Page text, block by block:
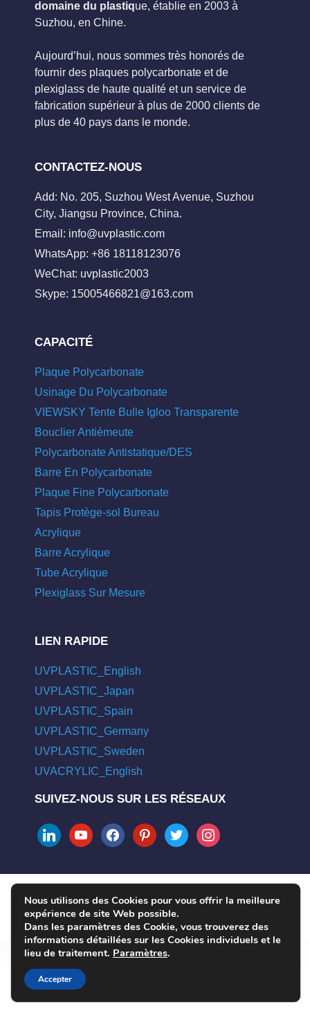
domaine du plastique, établie en 2003 à
Suzhou, en Chine.
Aujourd’hui, nous sommes très honorés de
fournir des plaques polycarbonate et de
plexiglass de haute qualité et un service de
fabrication supérieur à plus de 2000 clients de
plus de 40 pays dans le monde.
CONTACTEZ-NOUS
Add: No. 205, Suzhou West Avenue, Suzhou
City, Jiangsu Province, China.
Email: info@uvplastic.com
WhatsApp: +86 18118123076
WeChat: uvplastic2003
Skype: 15005466821@163.com
CAPACITÉ
Plaque Polycarbonate
Usinage Du Polycarbonate
VIEWSKY Tente Bulle Igloo Transparente
Bouclier Antiémeute
Polycarbonate Antistatique/DES
Barre En Polycarbonate
Plaque Fine Polycarbonate
Tapis Protège-sol Bureau
Acrylique
Barre Acrylique
Tube Acrylique
Plexiglass Sur Mesure
LIEN RAPIDE
UVPLASTIC_English
UVPLASTIC_Japan
UVPLASTIC_Spain
UVPLASTIC_Germany
UVPLASTIC_Sweden
UVACRYLIC_English
SUIVEZ-NOUS SUR LES RÉSEAUX
linkedinyoutubefacebookpinteresttwitter instagram
COPYRIGHT © 2004 - 2026 UVPLASTIC MATERIAL TECHNOLOGY
CO., LTD. ALL RIGHTS RESERVED
Nous utilisons des Cookies pour vous offrir la meilleure
expérience de site Web possible.
Dans les paramètres des Cookie, vous trouverez des
informations détaillées sur les Cookies individuels et le
lieu de traitement. Paramètres.
Accepter